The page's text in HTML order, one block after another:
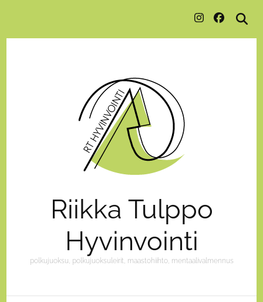
Riikka Tulppo
Hyvinvointi
polkujuoksu, polkujuoksuleirit, maastohiihto, mentaalivalmennus